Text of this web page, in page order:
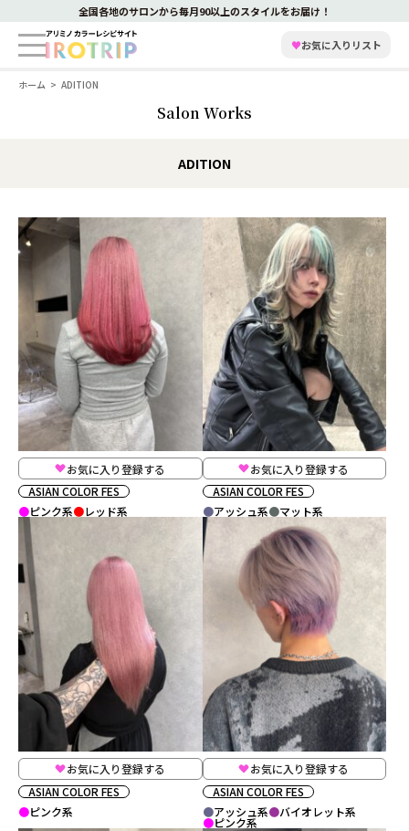
全国各地のサロンから毎月90以上のスタイルをお届け！
♥お気に入りリスト
ホーム ADITION
Salon Works
ADITION
お気に入り登録する
ASIAN COLOR FES
ピンク系
レッド系
お気に入り登録する
ASIAN COLOR FES
アッシュ系
マット系
お気に入り登録する
ASIAN COLOR FES
ピンク系
お気に入り登録する
ASIAN COLOR FES
アッシュ系
バイオレット系
ピンク系